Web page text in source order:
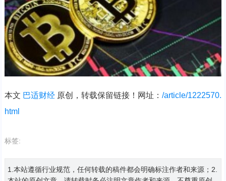
本文 巴适财经原创，转载保留链接！网址： /article/1222570.
html
标签:
1.本站遵循行业规范，任何转载的稿件都会明确标注作者和来源；2.